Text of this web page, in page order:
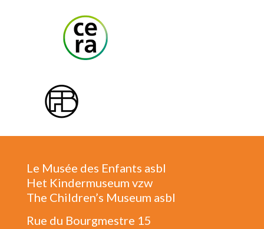
Le Musée des Enfants asbl
Het Kindermuseum vzw
The Children’s Museum asbl
Rue du Bourgmestre 15